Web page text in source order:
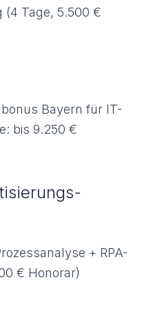
Tage, 5.500 €
Bayern für IT-
bis 9.250 €
+ RPA-
€ Honorar)